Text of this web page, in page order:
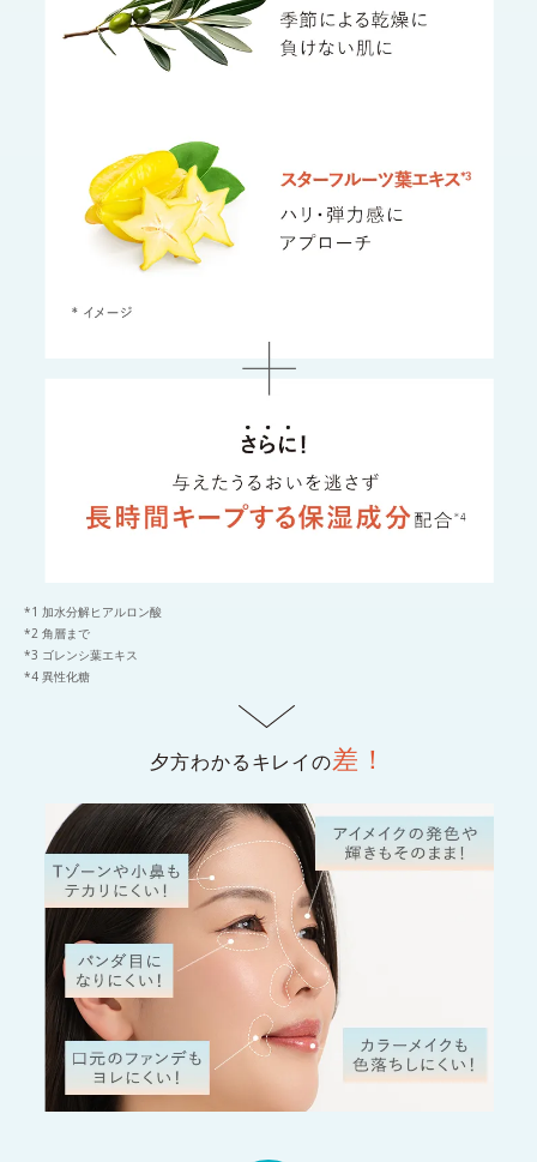
*1 加水分解ヒアルロン酸
*2 角層まで
*3 ゴレンシ葉エキス
*4 異性化糖
夕方わかるキレイの差！